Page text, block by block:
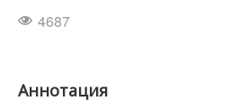
4687
Аннотация